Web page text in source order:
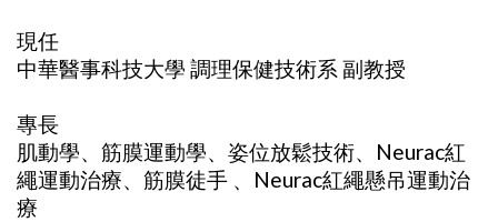
現任
中華醫事科技大學 調理保健技術系 副教授
專長
肌動學、筋膜運動學、姿位放鬆技術、Neurac紅
繩運動治療、筋膜徒手 、Neurac紅繩懸吊運動治
療